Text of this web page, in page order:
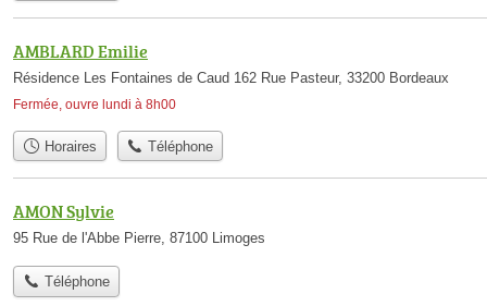
AMBLARD Emilie
Résidence Les Fontaines de Caud 162 Rue Pasteur, 33200 Bordeaux
Fermée, ouvre lundi à 8h00
Horaires Téléphone
AMON Sylvie
95 Rue de l'Abbe Pierre, 87100 Limoges
Téléphone